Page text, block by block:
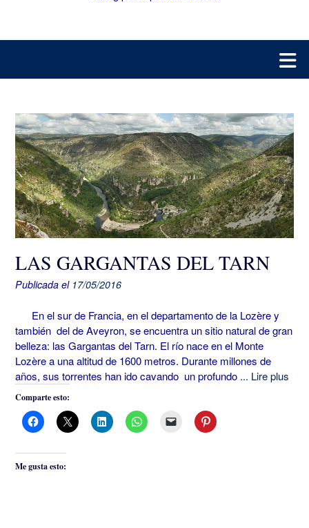
LAS GARGANTAS DEL TARN
Publicada el 17/05/2016
En el sur de Francia, en el departamento de la Lozère y
también del de Aveyron, se encuentra un sitio natural de gran
belleza: las Gargantas del Tarn. El río nace en el Monte
Lozère a una altitud de 1600 metros. Durante millones de
años, sus torrentes han ido cavando un profundo ... Lire plus
Comparte esto:
Me gusta esto: